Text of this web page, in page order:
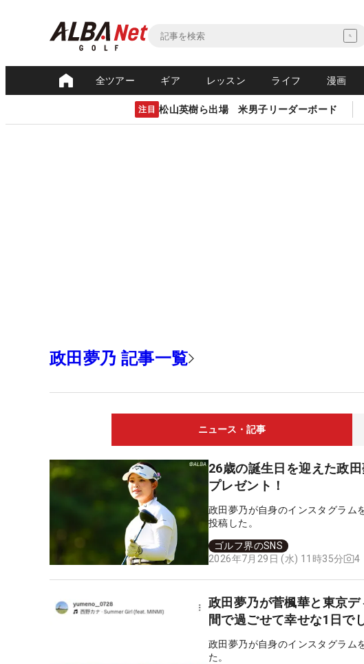
全ツアー ギア レッスン ライフ 漫画
注目 松山英樹ら出場 米男子リーダーボード
政田夢乃 記事一覧
ニュース・記事
26歳の誕生日を迎えた政
プレゼント！
政田夢乃が自身のインスタグラム
投稿した。
ゴルフ界のSNS
2026年7月29日 (水) 11時35分
4
政田夢乃が菅楓華と東京
間で過ごせて幸せな1日で
政田夢乃が自身のインスタグラム
た。